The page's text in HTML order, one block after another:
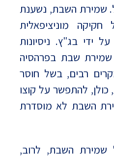
שמירת השבת, נשענת
מוניציפאלית
ידי בג"ץ. ניסיונות
שבת בפרהסיה
רבים, בשל חוסר
כולן, להתפשר על קוצו
השבת לא מוסדרת
השבת, לרוב,